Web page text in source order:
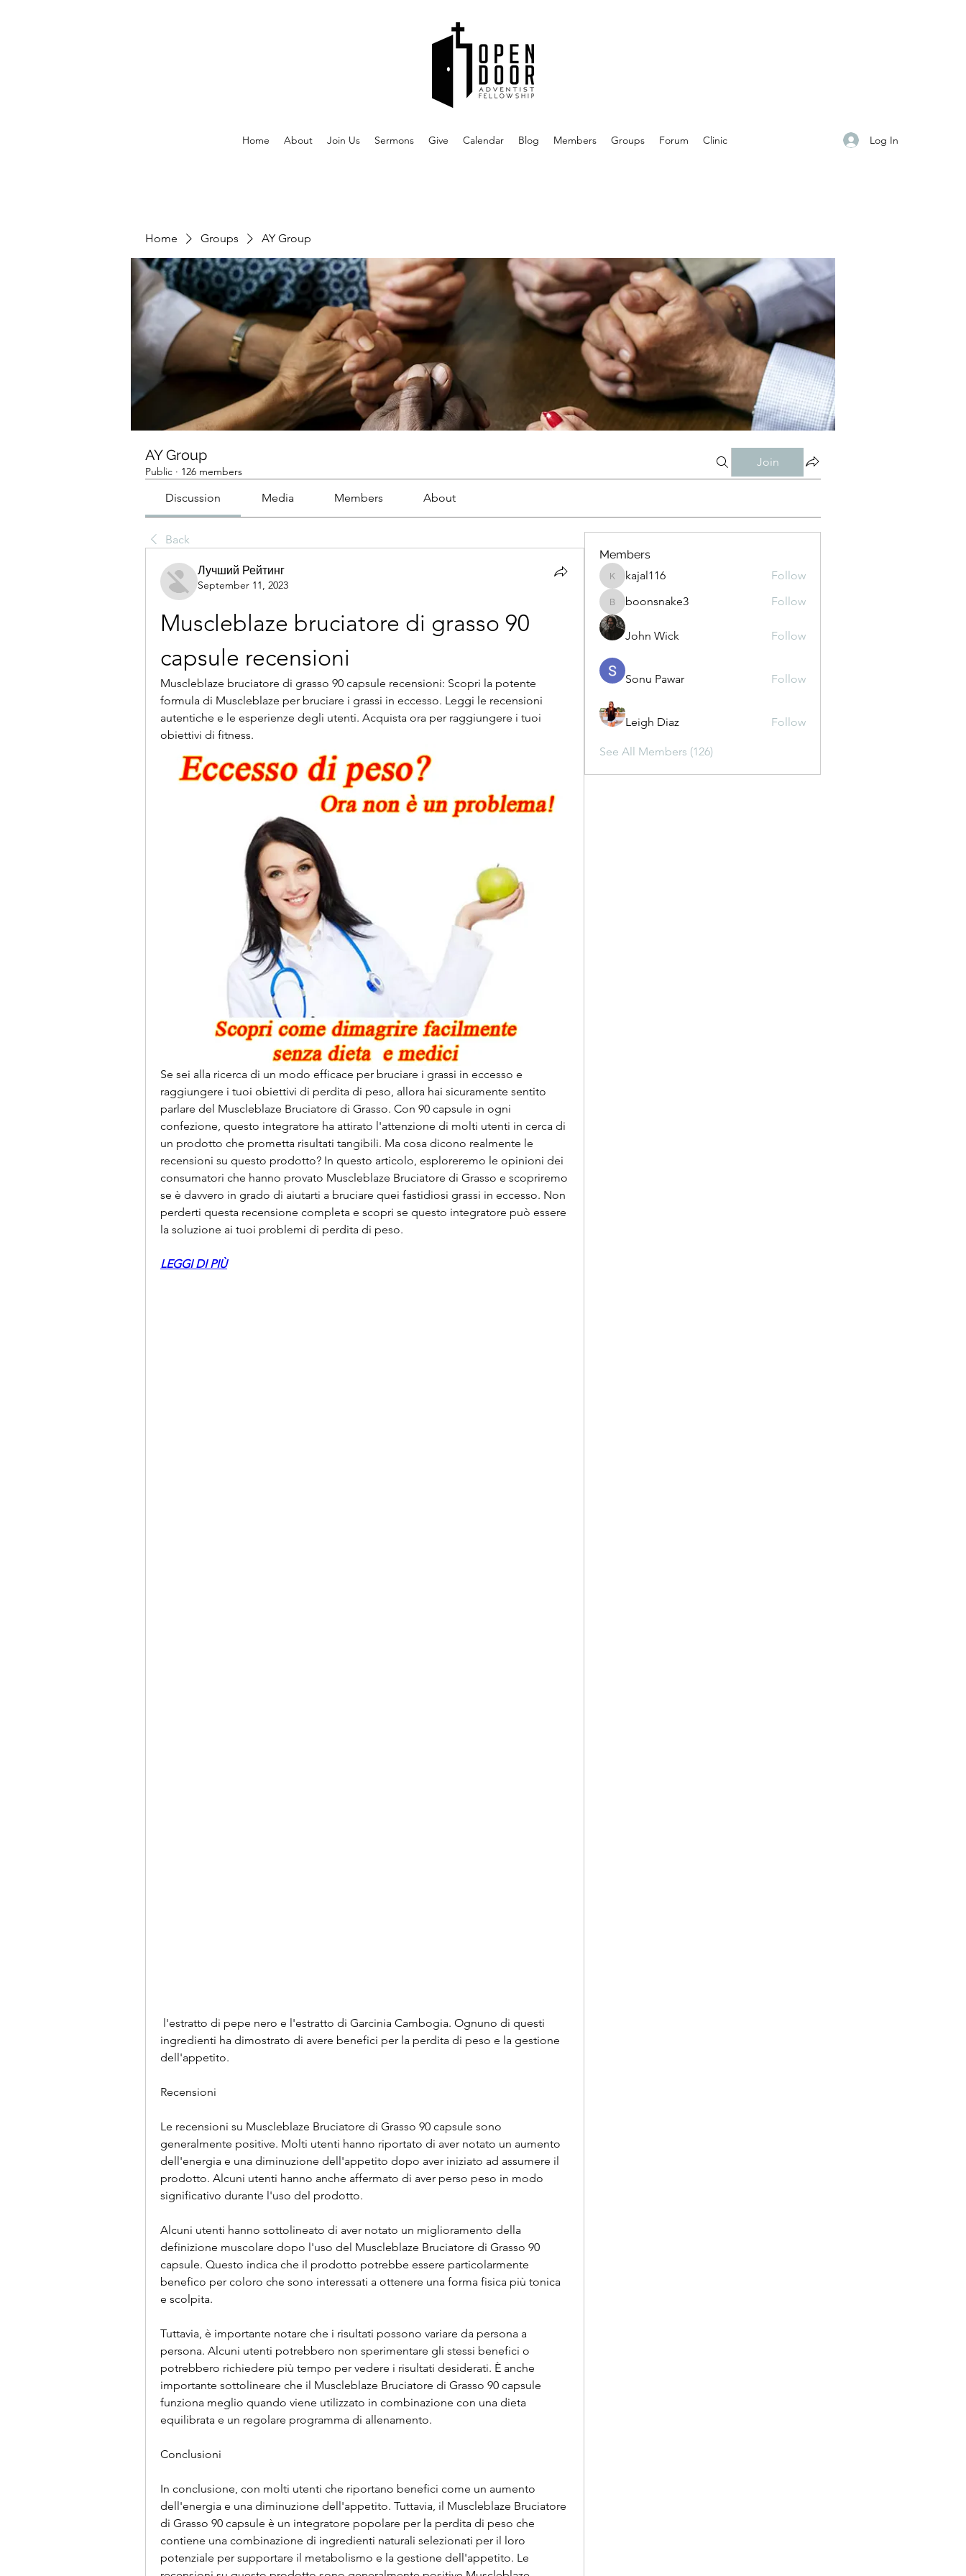
Home About Join Us Sermons Give Calendar Blog Members Groups Forum Clinic Log In
Home Groups AY Group
AY Group
Public · 126 members
Join
Discussion Media Members About
Back
Лучший Рейтинг
September 11, 2023
Muscleblaze bruciatore di grasso 90
capsule recensioni
Muscleblaze bruciatore di grasso 90 capsule recensioni: Scopri la potente
formula di Muscleblaze per bruciare i grassi in eccesso. Leggi le recensioni
autentiche e le esperienze degli utenti. Acquista ora per raggiungere i tuoi
obiettivi di fitness.
Se sei alla ricerca di un modo efficace per bruciare i grassi in eccesso e
raggiungere i tuoi obiettivi di perdita di peso, allora hai sicuramente sentito
parlare del Muscleblaze Bruciatore di Grasso. Con 90 capsule in ogni
confezione, questo integratore ha attirato l'attenzione di molti utenti in cerca di
un prodotto che prometta risultati tangibili. Ma cosa dicono realmente le
recensioni su questo prodotto? In questo articolo, esploreremo le opinioni dei
consumatori che hanno provato Muscleblaze Bruciatore di Grasso e scopriremo
se è davvero in grado di aiutarti a bruciare quei fastidiosi grassi in eccesso. Non
perderti questa recensione completa e scopri se questo integratore può essere
la soluzione ai tuoi problemi di perdita di peso.
LEGGI DI PIÙ
ingredienti ha dimostrato di avere benefici per la perdita di peso e la gestione
dell'appetito.
Recensioni
Le recensioni su Muscleblaze Bruciatore di Grasso 90 capsule sono
generalmente positive. Molti utenti hanno riportato di aver notato un aumento
dell'energia e una diminuzione dell'appetito dopo aver iniziato ad assumere il
prodotto. Alcuni utenti hanno anche affermato di aver perso peso in modo
significativo durante l'uso del prodotto.
Alcuni utenti hanno sottolineato di aver notato un miglioramento della
definizione muscolare dopo l'uso del Muscleblaze Bruciatore di Grasso 90
capsule. Questo indica che il prodotto potrebbe essere particolarmente
benefico per coloro che sono interessati a ottenere una forma fisica più tonica
e scolpita.
Tuttavia, è importante notare che i risultati possono variare da persona a
persona. Alcuni utenti potrebbero non sperimentare gli stessi benefici o
potrebbero richiedere più tempo per vedere i risultati desiderati. È anche
importante sottolineare che il Muscleblaze Bruciatore di Grasso 90 capsule
funziona meglio quando viene utilizzato in combinazione con una dieta
equilibrata e un regolare programma di allenamento.
Conclusioni
In conclusione, con molti utenti che riportano benefici come un aumento
dell'energia e una diminuzione dell'appetito. Tuttavia, il Muscleblaze Bruciatore
di Grasso 90 capsule è un integratore popolare per la perdita di peso che
contiene una combinazione di ingredienti naturali selezionati per il loro
potenziale per supportare il metabolismo e la gestione dell'appetito. Le
Members
kajal116
kajal116 Follow
boonsnake3
boonsnake3 Follow
John Wick Follow
Sonu Pawar Follow
Leigh Diaz Follow
See All Members (126)